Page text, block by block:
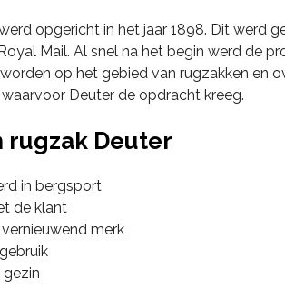
opgericht in het jaar 1898. Dit werd
Mail. Al snel na het begin werd de
op het gebied van rugzakken en
Deuter de opdracht kreeg.
rugzak Deuter
in bergsport
de klant
merk
gezin